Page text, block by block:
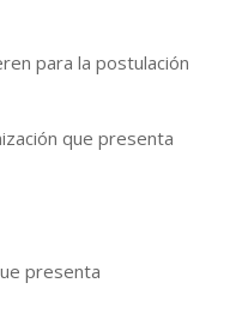
para la postulación
que presenta
presenta